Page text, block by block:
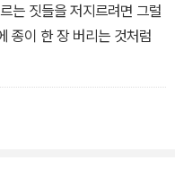
는 짓들을 저지르려면 그럴
종이 한 장 버리는 것처럼